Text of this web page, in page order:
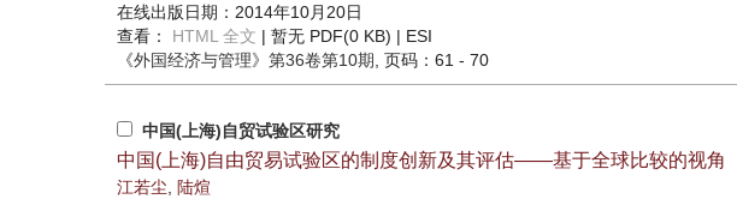
在线出版日期：2014年10月20日
查看： HTML 全文 | 暂无 PDF(0 KB) | ESI
《外国经济与管理》 第36卷第10期, 页码：61 - 70
中国(上海)自贸试验区研究
中国(上海)自由贸易试验区的制度创新及其评估——基于全球比较的视角
江若尘, 陆煊